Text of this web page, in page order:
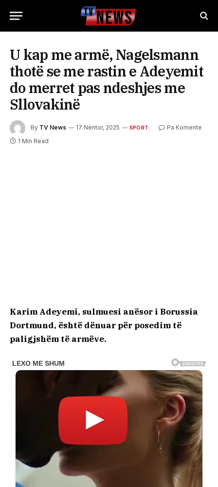
U kap me armë, Nagelsmann
thotë se me rastin e Adeyemit
do merret pas ndeshjes me
Sllovakinë
By TV News 17 Nëntor, 2025 SPORT
Pa Komente
1 Min Read
Karim Adeyemi, sulmuesi anësor i Borussia
Dortmund, është dënuar për posedim të
paligjshëm të armëve.